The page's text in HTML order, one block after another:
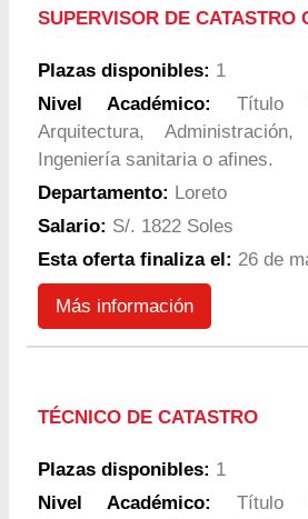
SUPERVISOR DE CATASTRO
Plazas disponibles: 1
Nivel Académico:
Título
Arquitectura,
Ingeniería sanitaria o afines.
Departamento: Loreto
Salario: S/. 1822 Soles
Esta oferta finaliza el: 26 de
Más información
TÉCNICO DE CATASTRO
Plazas disponibles: 1
Nivel Académico:
Título